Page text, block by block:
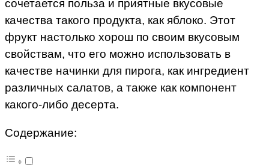
сочетается польза и приятные вкусовые
качества такого продукта, как яблоко. Этот
фрукт настолько хорош по своим вкусовым
свойствам, что его можно использовать в
качестве начинки для пирога, как ингредиент
различных салатов, а также как компонент
какого-либо десерта.
Содержание: